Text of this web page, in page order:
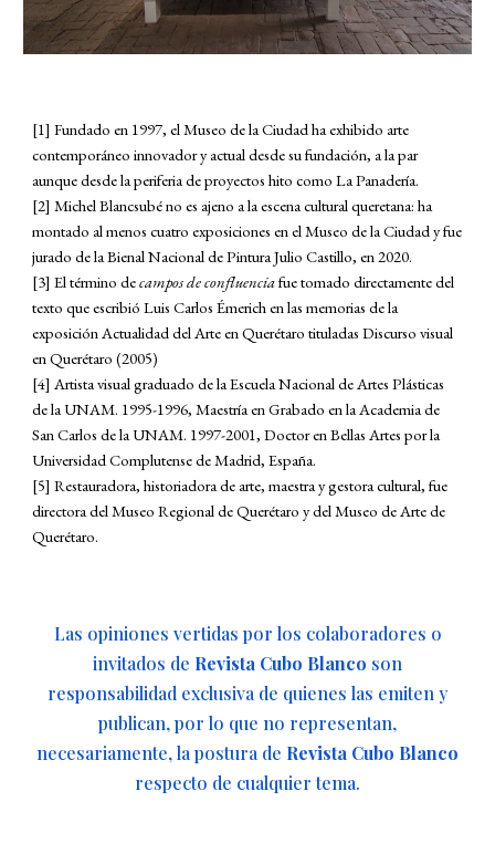
[1] Fundado en 1997, el Museo de la Ciudad ha exhibido arte
contemporáneo innovador y actual desde su fundación, a la par
aunque desde la periferia de proyectos hito como La Panadería.
[2] Michel Blancsubé no es ajeno a la escena cultural queretana: ha
montado al menoscuatro exposiciones en elMuseo de laCiudad y fue
jurado de la Bienal Nacional de Pintura Julio Castillo, en 2020.
[3] El término decampos de confluenciafue tomado directamente del
texto que escribió Luis Carlos Émerich en las memorias de la
exposición Actualidad del Arte en Querétaro tituladas Discurso visual
en Querétaro (2005)
[4]Artista visual graduado de la Escuela Nacional de Artes Plásticas
de la UNAM. 1995-1996, Maestría en Grabado en la Academia de
San Carlos de la UNAM. 1997-2001, Doctor en Bellas Artes por la
Universidad Complutense de Madrid, España.
[5] Restauradora, historiadora de arte, maestra y gestora cultural, fue
directora del Museo Regional de Querétaro y del Museo de Arte de
Querétaro.
Las opiniones vertidas por los colaboradores o
invitados de Revista Cubo Blanco son
responsabilidad exclusiva de quienes las emiten y
publican, por lo que no representan,
necesariamente, la postura de Revista Cubo Blanco
respecto de cualquier tema.